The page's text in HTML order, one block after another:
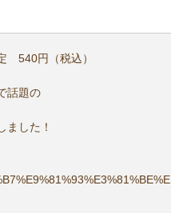
540円（税込）
話題の
ました！